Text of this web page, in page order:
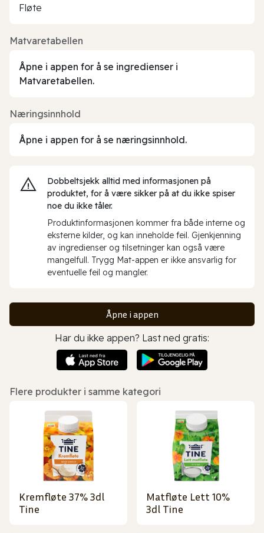
Fløte
Matvaretabellen
Åpne i appen for å se ingredienser i
Matvaretabellen.
Næringsinnhold
Åpne i appen for å se næringsinnhold.
Dobbeltsjekk alltid med informasjonen på
produktet, for å være sikker på at du ikke spiser
noe du ikke tåler.
Produktinformasjonen kommer fra både interne og
eksterne kilder, og kan inneholde feil. Gjenkjenning
av ingredienser og tilsetninger kan også være
mangelfull. Trygg Mat-appen er ikke ansvarlig for
eventuelle feil og mangler.
Åpne i appen
Har du ikke appen? Last ned gratis:
Flere produkter i samme kategori
Kremfløte 37% 3dl
Tine
Matfløte Lett 10%
3dl Tine